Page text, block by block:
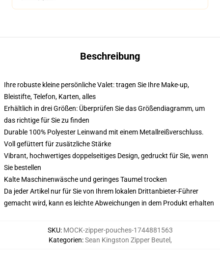
Beschreibung
Ihre robuste kleine persönliche Valet: tragen Sie Ihre Make-up,
Bleistifte, Telefon, Karten, alles
Erhältlich in drei Größen: Überprüfen Sie das Größendiagramm, um
das richtige für Sie zu finden
Durable 100% Polyester Leinwand mit einem Metallreißverschluss.
Voll gefüttert für zusätzliche Stärke
Vibrant, hochwertiges doppelseitiges Design, gedruckt für Sie, wenn
Sie bestellen
Kalte Maschinenwäsche und geringes Taumel trocken
Da jeder Artikel nur für Sie von Ihrem lokalen Drittanbieter-Führer
gemacht wird, kann es leichte Abweichungen in dem Produkt erhalten
SKU: MOCK-zipper-pouches-1744881563
Kategorien:Sean Kingston Zipper Beutel ,